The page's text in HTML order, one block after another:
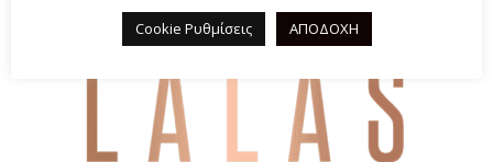
Cookie Ρυθμίσεις ΑΠΟΔΟΧΗ